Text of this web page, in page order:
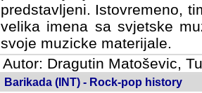
Istovremeno, tim nacinom
sa svjetske muzicke scene
materijale.
Autor: Dragutin Matoševic,
Barikada (INT) - Rock-pop history